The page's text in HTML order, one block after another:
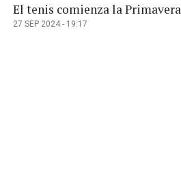
El tenis comienza la Primavera
27 SEP 2024 - 19:17